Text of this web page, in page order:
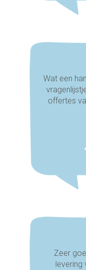
Wat een
offertes
Zeer
levering